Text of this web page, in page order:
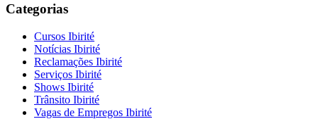
Categorias
Cursos Ibirité
Notícias Ibirité
Reclamações Ibirité
Serviços Ibirité
Shows Ibirité
Trânsito Ibirité
Vagas de Empregos Ibirité